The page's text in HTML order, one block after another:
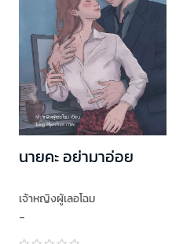
นายคะ อย่ามาอ่อย
เจ้าหญิงผู้เลอโฉม
-